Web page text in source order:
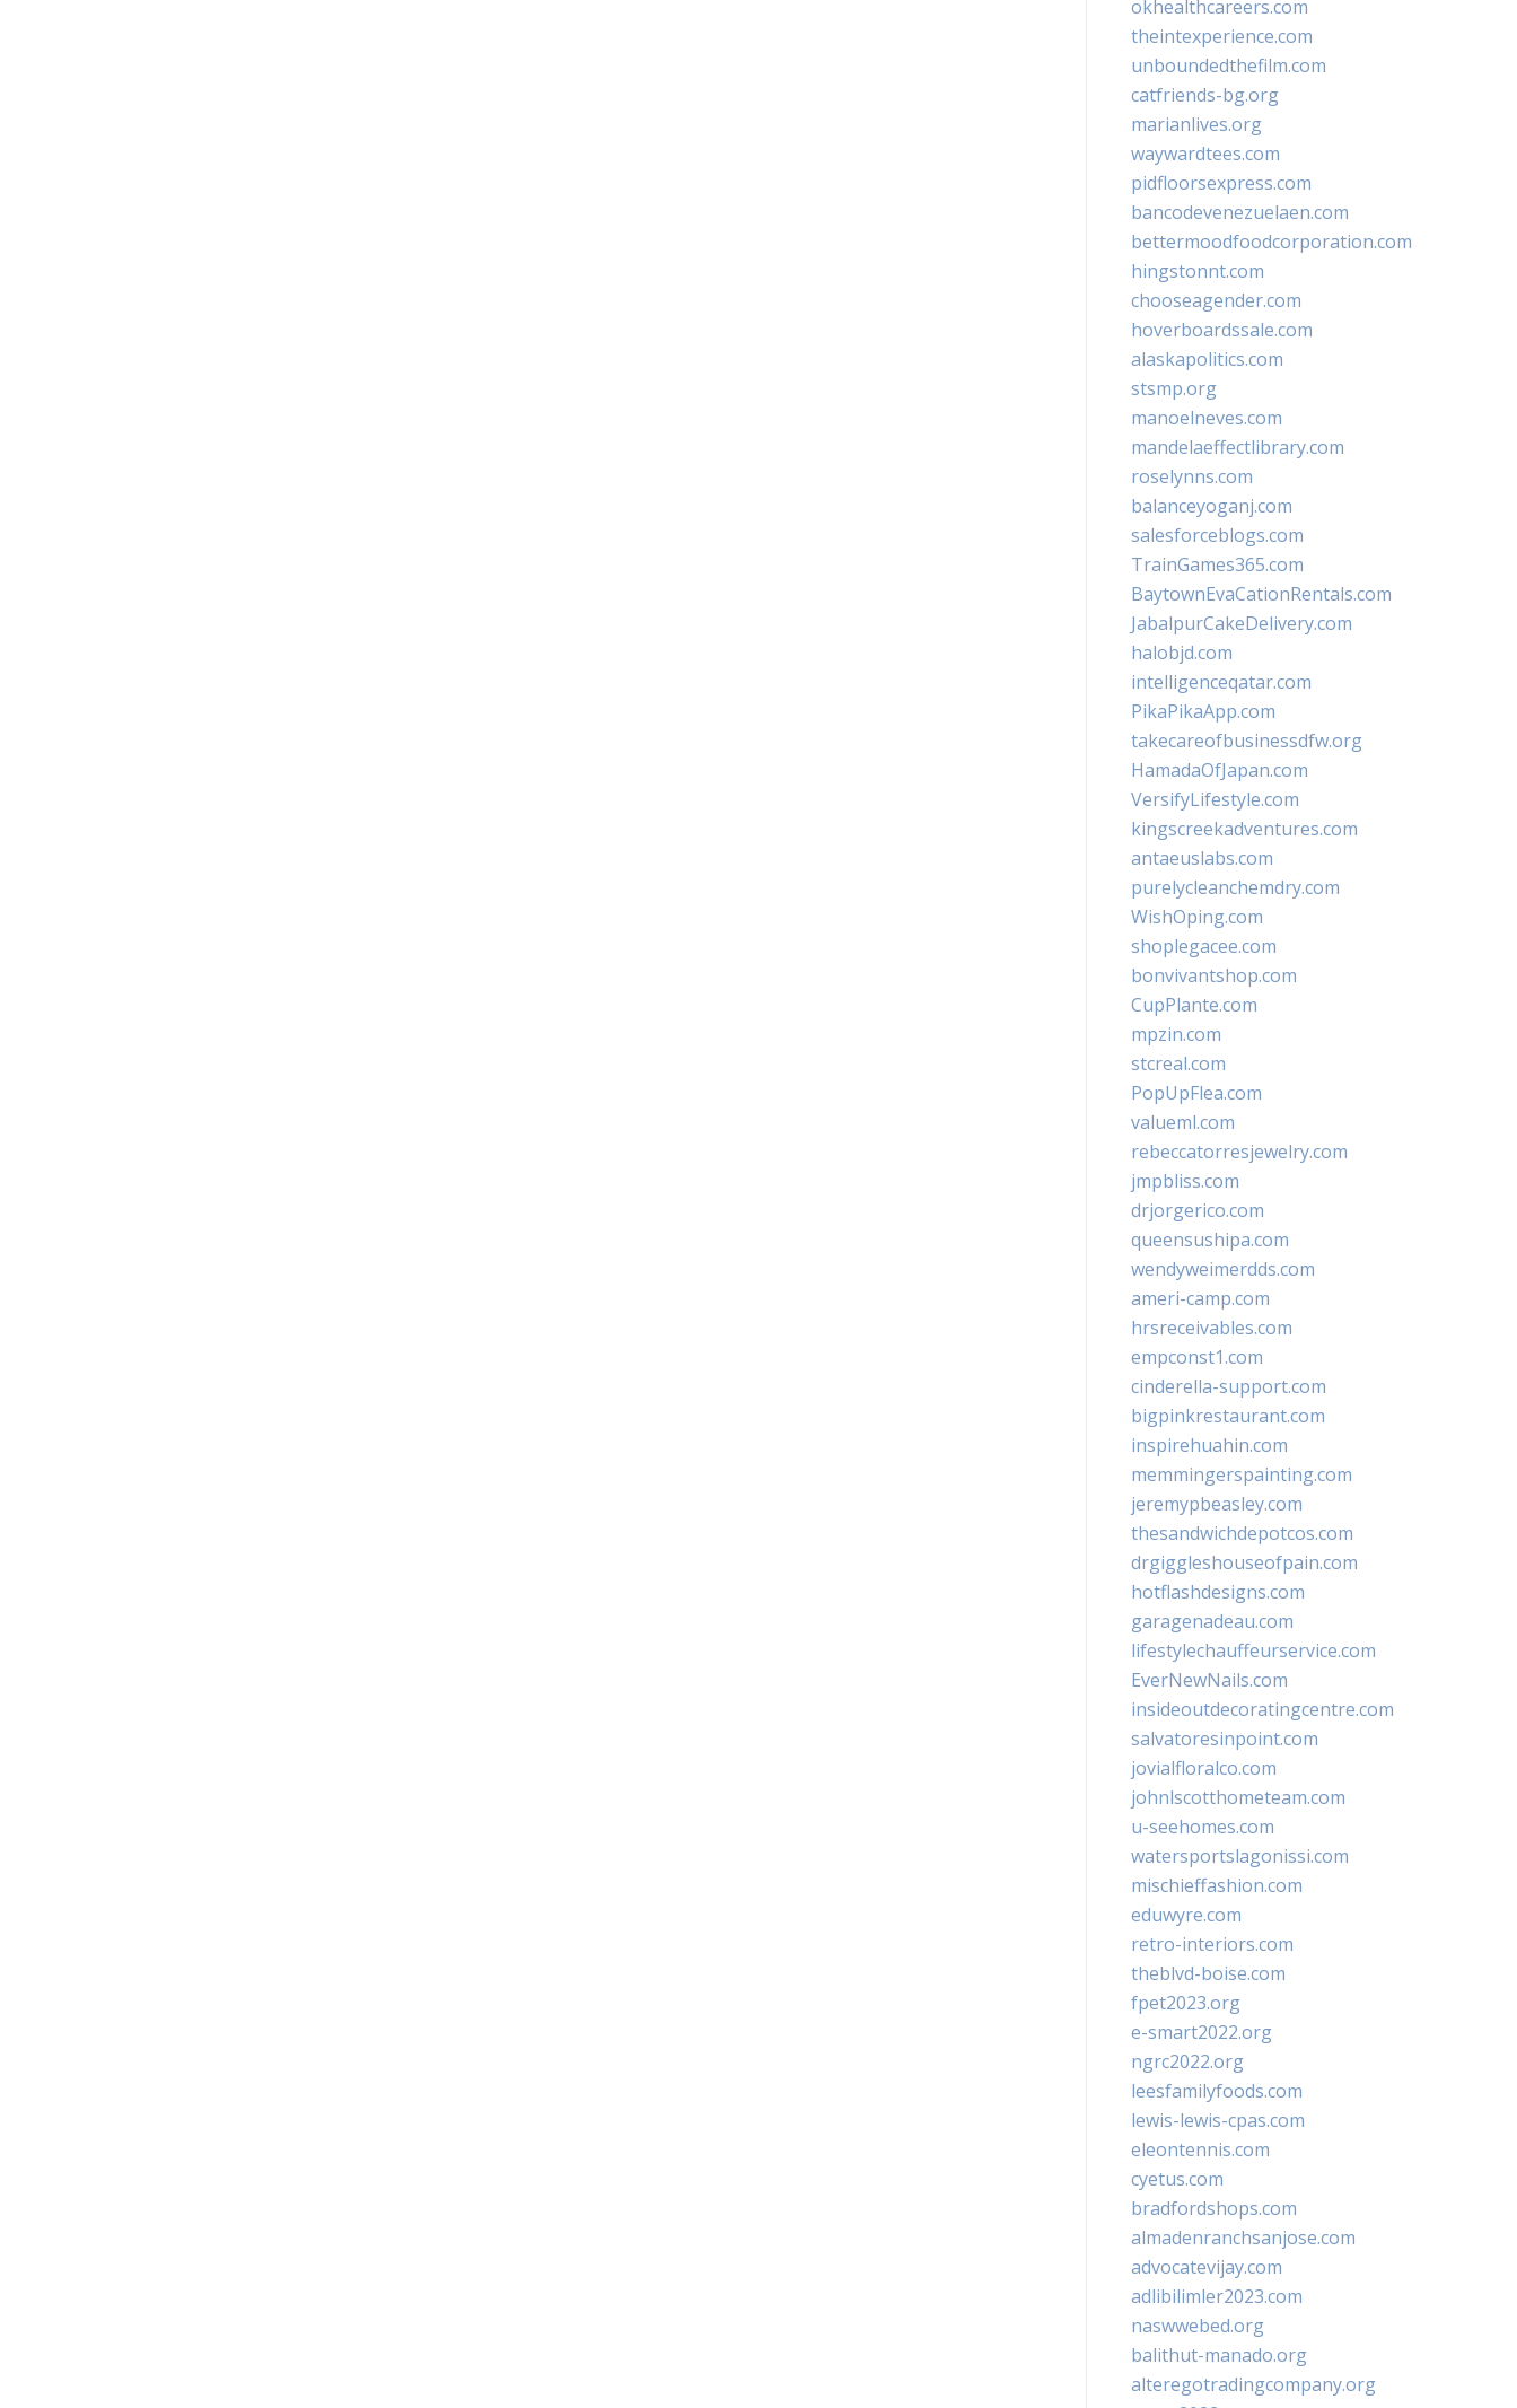
okhealthcareers.com
theintexperience.com
unboundedthefilm.com
catfriends-bg.org
marianlives.org
waywardtees.com
pidfloorsexpress.com
bancodevenezuelaen.com
bettermoodfoodcorporation.com
hingstonnt.com
chooseagender.com
hoverboardssale.com
alaskapolitics.com
stsmp.org
manoelneves.com
mandelaeffectlibrary.com
roselynns.com
balanceyoganj.com
salesforceblogs.com
TrainGames365.com
BaytownEvaCationRentals.com
JabalpurCakeDelivery.com
halobjd.com
intelligenceqatar.com
PikaPikaApp.com
takecareofbusinessdfw.org
HamadaOfJapan.com
VersifyLifestyle.com
kingscreekadventures.com
antaeuslabs.com
purelycleanchemdry.com
WishOping.com
shoplegacee.com
bonvivantshop.com
CupPlante.com
mpzin.com
stcreal.com
PopUpFlea.com
valueml.com
rebeccatorresjewelry.com
jmpbliss.com
drjorgerico.com
queensushipa.com
wendyweimerdds.com
ameri-camp.com
hrsreceivables.com
empconst1.com
cinderella-support.com
bigpinkrestaurant.com
inspirehuahin.com
memmingerspainting.com
jeremypbeasley.com
thesandwichdepotcos.com
drgiggleshouseofpain.com
hotflashdesigns.com
garagenadeau.com
lifestylechauffeurservice.com
EverNewNails.com
insideoutdecoratingcentre.com
salvatoresinpoint.com
jovialfloralco.com
johnlscotthometeam.com
u-seehomes.com
watersportslagonissi.com
mischieffashion.com
eduwyre.com
retro-interiors.com
theblvd-boise.com
fpet2023.org
e-smart2022.org
ngrc2022.org
leesfamilyfoods.com
lewis-lewis-cpas.com
eleontennis.com
cyetus.com
bradfordshops.com
almadenranchsanjose.com
advocatevijay.com
adlibilimler2023.com
naswwebed.org
balithut-manado.org
alteregotradingcompany.org